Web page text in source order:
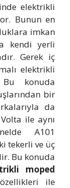
elektrikli
Bunun en
imkan
kendi yerli
Gerek iç
elektrikli
konuda
bir
da
ile aynı
A101
tekerli ve üç
Bu konuda
moped
ile